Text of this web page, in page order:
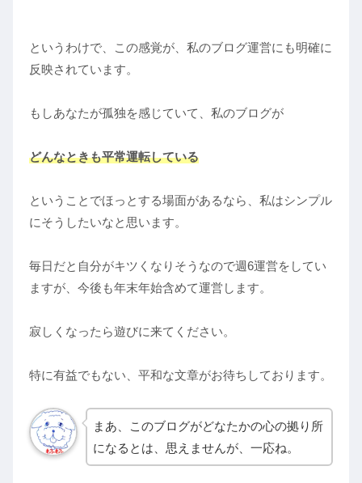
というわけで、この感覚が、私のブログ運営にも明確に
反映されています。
もしあなたが孤独を感じていて、私のブログが
どんなときも平常運転している
ということでほっとする場面があるなら、私はシンプル
にそうしたいなと思います。
毎日だと自分がキツくなりそうなので週6運営をしてい
ますが、今後も年末年始含めて運営します。
寂しくなったら遊びに来てください。
特に有益でもない、平和な文章がお待ちしております。
まあ、このブログがどなたかの心の拠り所
になるとは、思えませんが、一応ね。